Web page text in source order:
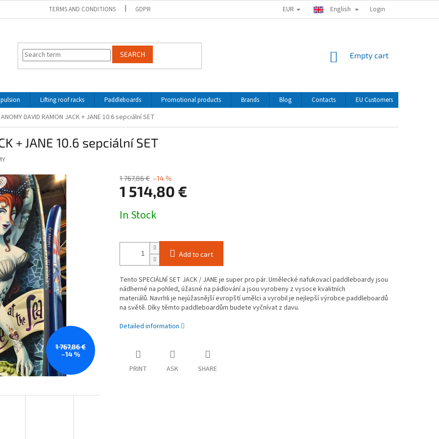
TERMS AND CONDITIONS GDPR EUR English Login
SEARCH
SHOPPING
Empty cart
Lifting roof racks Paddleboards Promotional products Brands Blog Contacts EU Customers
DAVID RAMON JACK + JANE 10.6 sepciální SET
+ JANE 10.6 sepciální SET
1 767,86 €
–14 %
1 767,86 € –14 %
1 514,80 €
price:
In Stock
Add to cart
Tento SPECIÁLNÍ SET JACK / JANE je super pro pár. Umělecké nafukovací paddleboardy jsou
nádherné na pohled, úžasné na pádlování a jsou vyrobeny z vysoce kvalitních
materiálů. Navrhli je nejúžasnější evropští umělci a vyrobil je nejlepší výrobce paddleboardů
na světě. Díky těmto paddleboardům budete vyčnívat z davu.
Detailed information
PRINT ASK SHARE